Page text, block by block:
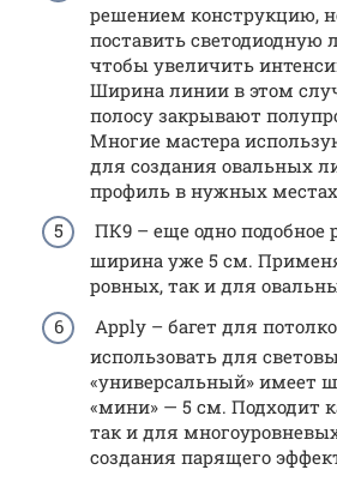
решением конструкцию,
поставить светодиодную
чтобы увеличить
Ширина линии в этом
полосу закрывают
Многие мастера
для создания овальных
профиль в нужных
ПК9 – еще одно подобное
ширина уже 5 см.
ровных, так и для
Apply – багет для
использовать для
«универсальный» имеет
«мини» — 5 см. Подходит
так и для
создания парящего